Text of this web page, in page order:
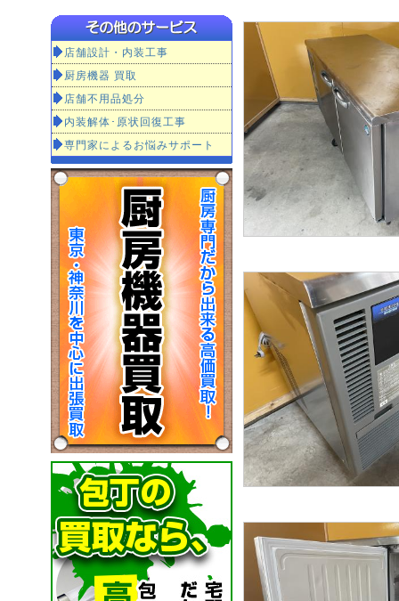
店舗設計・内装工事
厨房機器 買取
店舗不用品処分
内装解体･原状回復工事
専門家によるお悩みサポート